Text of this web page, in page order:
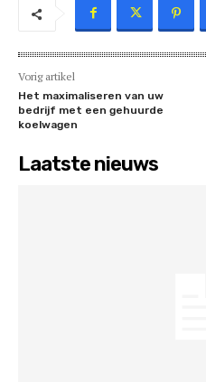
Vorig artikel
Het maximaliseren van uw
bedrijf met een gehuurde
koelwagen
Laatste nieuws